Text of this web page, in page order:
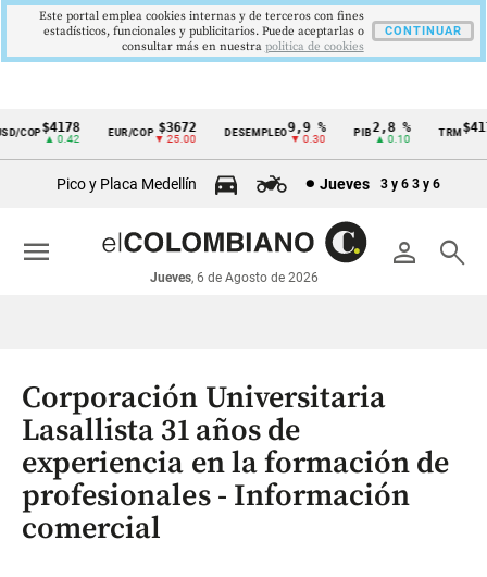
Cintillo
económicos
Colombia
COP$4178
▲ 0.42
EUR/COP $3672
▼ 25.00
DESEMPLEO 9,9 %
▼ 0.30
PIB2,8 %
▲ 0.10
TRM
Pico y Placa Medellín Jueves 3 y 6 3 y 6
person search
Jueves, 6 de Agosto de 2026
menu
Corporación Universitaria
Lasallista 31 años de
experiencia en la formación de
profesionales - Información
comercial
Este portal emplea cookies internas y de terceros con fines
estadísticos, funcionales y publicitarios. Puede aceptarlas o
consultar más en nuestra politica de cookies
CONTINUAR